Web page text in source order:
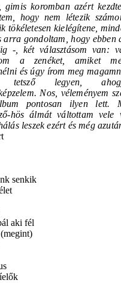
gimis koromban azért
hogy nem létezik
tökéletesen kielégítene,
arra gondoltam, hogy ebben
-, kétválasztásom van:
a zenéket, amiket
és úgy írom meg
tetsző legyen,
Nos, véleményem
pontosan ilyen lett.
hös álmát váltottam vele
leszek ezért és még
senkik
aki fél